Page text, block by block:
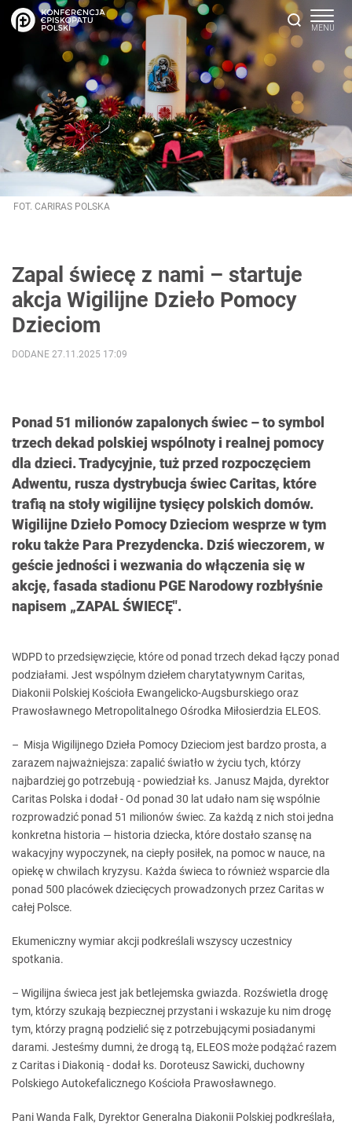
FOT. CARIRAS POLSKA
Zapal świecę z nami – startuje
akcja Wigilijne Dzieło Pomocy
Dzieciom
Ponad 51 milionów zapalonych świec – to symbol
trzech dekad polskiej wspólnoty i realnej pomocy
dla dzieci. Tradycyjnie, tuż przed rozpoczęciem
Adwentu, rusza dystrybucja świec Caritas, które
trafią na stoły wigilijne tysięcy polskich domów.
Wigilijne Dzieło Pomocy Dzieciom wesprze w tym
roku także Para Prezydencka. Dziś wieczorem, w
geście jedności i wezwania do włączenia się w
akcję, fasada stadionu PGE Narodowy rozbłyśnie
napisem „ZAPAL ŚWIECĘ".
DODANE 27.11.2025 17:09
WDPD to przedsięwzięcie, które od ponad trzech dekad łączy ponad
podziałami. Jest wspólnym dziełem charytatywnym Caritas,
Diakonii Polskiej Kościoła Ewangelicko-Augsburskiego oraz
Prawosławnego Metropolitalnego Ośrodka Miłosierdzia ELEOS.
– Misja Wigilijnego Dzieła Pomocy Dzieciom jest bardzo prosta, a
zarazem najważniejsza: zapalić światło w życiu tych, którzy
najbardziej go potrzebują - powiedział ks. Janusz Majda, dyrektor
Caritas Polska i dodał - Od ponad 30 lat udało nam się wspólnie
rozprowadzić ponad 51 milionów świec. Za każdą z nich stoi jedna
konkretna historia — historia dziecka, które dostało szansę na
wakacyjny wypoczynek, na ciepły posiłek, na pomoc w nauce, na
opiekę w chwilach kryzysu. Każda świeca to również wsparcie dla
ponad 500 placówek dziecięcych prowadzonych przez Caritas w
całej Polsce.
Ekumeniczny wymiar akcji podkreślali wszyscy uczestnicy
spotkania.
– Wigilijna świeca jest jak betlejemska gwiazda. Rozświetla drogę
tym, którzy szukają bezpiecznej przystani i wskazuje ku nim drogę
tym, którzy pragną podzielić się z potrzebującymi posiadanymi
darami. Jesteśmy dumni, że drogą tą, ELEOS może podążać razem
z Caritas i Diakonią - dodał ks. Doroteusz Sawicki, duchowny
Polskiego Autokefalicznego Kościoła Prawosławnego.
Pani Wanda Falk, Dyrektor Generalna Diakonii Polskiej podkreślała,